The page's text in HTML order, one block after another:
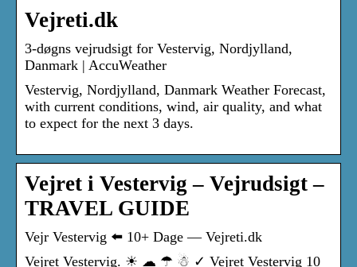
Vejreti.dk
3-døgns vejrudsigt for Vestervig, Nordjylland,
Danmark | AccuWeather
Vestervig, Nordjylland, Danmark Weather Forecast,
with current conditions, wind, air quality, and what
to expect for the next 3 days.
Vejret i Vestervig – Vejrudsigt –
TRAVEL GUIDE
Vejr Vestervig ⬅️ 10+ Dage — Vejreti.dk
Vejret Vestervig. ☀ ☁ ☂ ☃ ✓ Vejret Vestervig 10